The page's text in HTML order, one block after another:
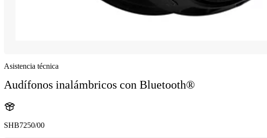
Asistencia técnica
Audífonos inalámbricos con Bluetooth®
SHB7250/00